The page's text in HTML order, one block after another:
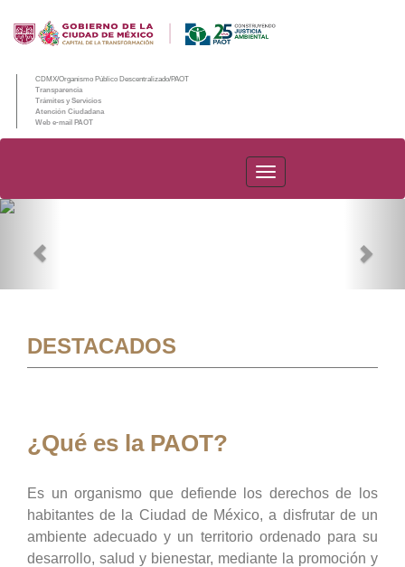
CDMX/Organismo Público Descentralizado/PAOT
Transparencia
Trámites y Servicios
Atención Ciudadana
Web e-mail PAOT
PAOT
DESTACADOS
¿Qué es la PAOT?
Es un organismo que defiende los derechos de los
habitantes de la Ciudad de México, a disfrutar de un
ambiente adecuado y un territorio ordenado para su
desarrollo, salud y bienestar, mediante la promoción y